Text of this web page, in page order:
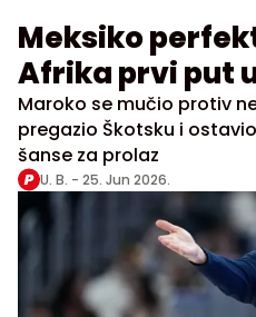
Meksiko
Afrika prvi put
Maroko se mučio protiv
pregazio Škotsku i
šanse za prolaz
U. B. - 25. Jun 2026.